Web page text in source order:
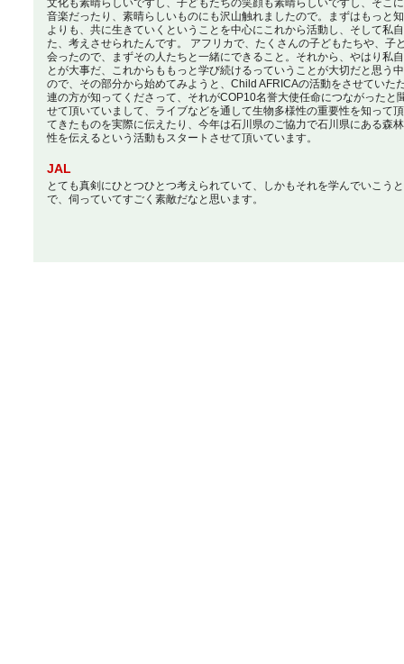
文化も素晴らしいですし、子どもたちの笑顔も素晴らしいですし、そこ
音楽だったり、素晴らしいものにも沢山触れましたので。まずはもっと
よりも、共に生きていくということを中心にこれから活動し、そして私
た、考えさせられたんです。 アフリカで、たくさんの子どもたちや、子
会ったので、まずその人たちと一緒にできること。それから、やはり私
とが大事だ、これからももっと学び続けるっていうことが大切だと思う
ので、その部分から始めてみようと、Child AFRICAの活動をさせていた
連の方が知ってくださって、それがCOP10名誉大使任命につながったと
せて頂いていまして、ライブなどを通して生物多様性の重要性を知って
てきたものを実際に伝えたり、今年は石川県のご協力で石川県にある森
性を伝えるという活動もスタートさせて頂いています。
JAL
とても真剣にひとつひとつ考えられていて、しかもそれを学んでいこう
で、伺っていてすごく素敵だなと思います。